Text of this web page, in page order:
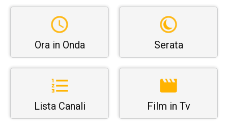
Ora in Onda Serata
Lista Canali Film in Tv